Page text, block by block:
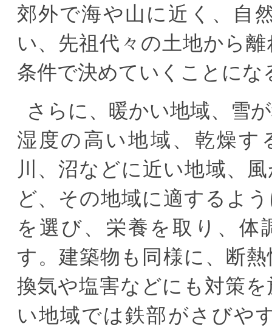
郊外で海や山に近く、自
い、先祖代々の土地から
条件で決めていくことにな
さらに、暖かい地域、雪
湿度の高い地域、乾燥す
川、沼などに近い地域、
ど、その地域に適するよ
を選び、栄養を取り、体
す。建築物も同様に、断
換気や塩害などにも対策
い地域では鉄部がさびや